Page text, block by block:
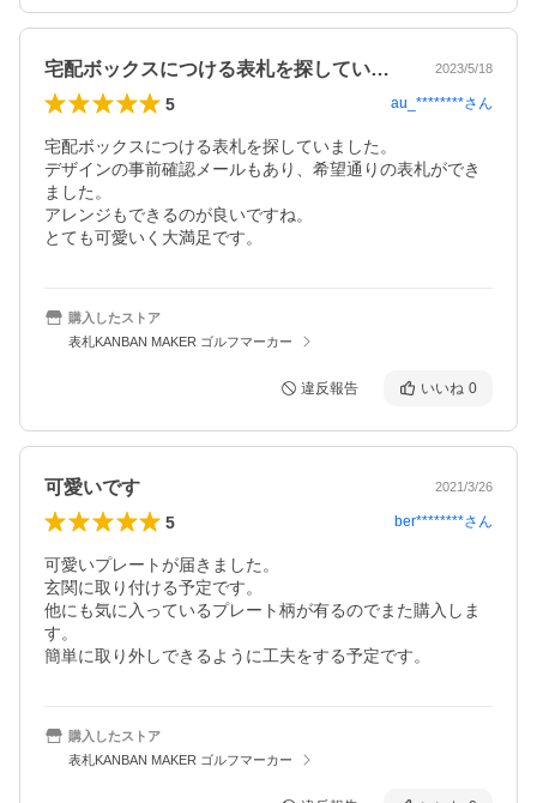
宅配ボックスにつける表札を探していまし… 2023/5/18
5 au_********さん
宅配ボックスにつける表札を探していました。
デザインの事前確認メールもあり、希望通りの表札ができ
ました。
アレンジもできるのが良いですね。
とても可愛いく大満足です。
購入したストア
表札KANBAN MAKER ゴルフマーカー
違反報告 いいね 0
可愛いです 2021/3/26
5 ber********さん
可愛いプレートが届きました。
玄関に取り付ける予定です。
他にも気に入っているプレート柄が有るのでまた購入しま
す。
簡単に取り外しできるように工夫をする予定です。
購入したストア
表札KANBAN MAKER ゴルフマーカー